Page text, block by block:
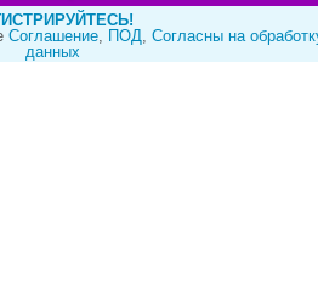
Cоглашение, ПОД, Согласны на
данных